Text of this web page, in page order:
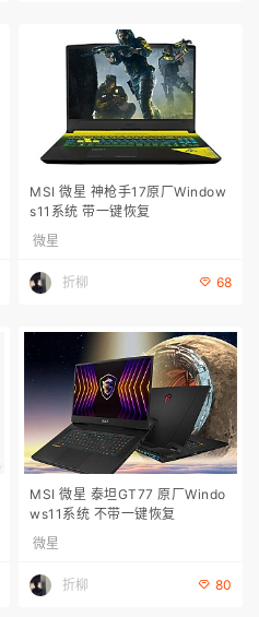
MSI 微星 神枪手17原厂Window
s11系统 带一键恢复
微星
折柳 68
MSI 微星 泰坦GT77 原厂Windo
ws11系统 不带一键恢复
微星
折柳 80